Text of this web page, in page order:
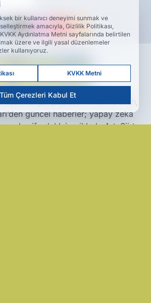
dakika gelişmeleri, Kurtalan, Eruh,
güncel haberler; yapay zeka
ve keşif odaklı içeriklerle Artı Siirt
bir kullanıcı deneyimi sunmak ve
amacıyla, Gizlilik Politikası,
Aydınlatma Metni sayfalarında belirtilen
üzere ve ilgili yasal düzenlemeler
kullanıyoruz.
KVKK Metni
Tüm Çerezleri Kabul Et